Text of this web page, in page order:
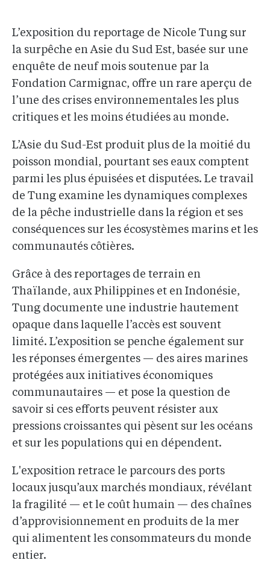
L’exposition du reportage de Nicole Tung sur
la surpêche en Asie du Sud Est, basée sur une
enquête de neuf mois soutenue par la
Fondation Carmignac, offre un rare aperçu de
l’une des crises environnementales les plus
critiques et les moins étudiées au monde.
L’Asie du Sud-Est produit plus de la moitié du
poisson mondial, pourtant ses eaux comptent
parmi les plus épuisées et disputées. Le travail
de Tung examine les dynamiques complexes
de la pêche industrielle dans la région et ses
conséquences sur les écosystèmes marins et les
communautés côtières.
Grâce à des reportages de terrain en
Thaïlande, aux Philippines et en Indonésie,
Tung documente une industrie hautement
opaque dans laquelle l’accès est souvent
limité. L’exposition se penche également sur
les réponses émergentes — des aires marines
protégées aux initiatives économiques
communautaires — et pose la question de
savoir si ces efforts peuvent résister aux
pressions croissantes qui pèsent sur les océans
et sur les populations qui en dépendent.
L'exposition retrace le parcours des ports
locaux jusqu’aux marchés mondiaux, révélant
la fragilité — et le coût humain — des chaînes
d’approvisionnement en produits de la mer
qui alimentent les consommateurs du monde
entier.